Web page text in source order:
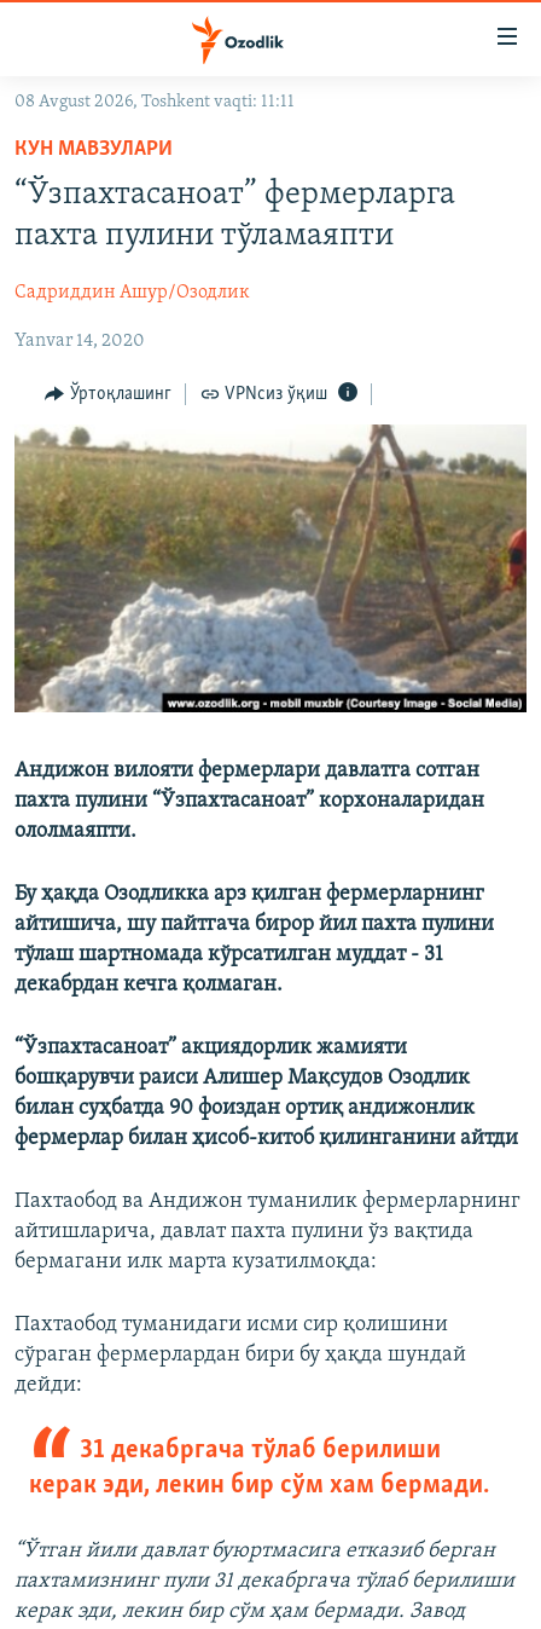
Асосий
навигацияга
ўтинг
Қидиришга
OZODVIDEO
На русском
ИЖТИМОИЙ ТАРМОҚЛАР
Озодлик бошқа тилларда
08 Avgust 2026, Toshkent vaqti: 11:11
КУН МАВЗУЛАРИ
“Ўзпахтасаноат” фермерларга
пахта пулини тўламаяпти
Садриддин Ашур/Озодлик
Yanvar 14, 2020
Ўртоқлашинг VPNсиз ўқиш
Андижон вилояти фермерлари давлатга сотган
пахта пулини “Ўзпахтасаноат” корхоналаридан
ололмаяпти.
Бу ҳақда Озодликка арз қилган фермерларнинг
айтишича, шу пайтгача бирор йил пахта пулини
тўлаш шартномада кўрсатилган муддат - 31
декабрдан кечга қолмаган.
“Ўзпахтасаноат” акциядорлик жамияти
бошқарувчи раиси Алишер Мақсудов Озодлик
билан суҳбатда 90 фоиздан ортиқ андижонлик
фермерлар билан ҳисоб-китоб қилинганини айтди
Пахтаобод ва Андижон туманилик фермерларнинг
айтишларича, давлат пахта пулини ўз вақтида
бермагани илк марта кузатилмоқда:
Пахтаобод туманидаги исми сир қолишини
сўраган фермерлардан бири бу ҳақда шундай
дейди:
31 декабргача тўлаб берилиши
керак эди, лекин бир сўм хам бермади.
“Ўтган йили давлат буюртмасига етказиб берган
пахтамизнинг пули 31 декабргача тўлаб берилиши
керак эди, лекин бир сўм ҳам бермади. Завод